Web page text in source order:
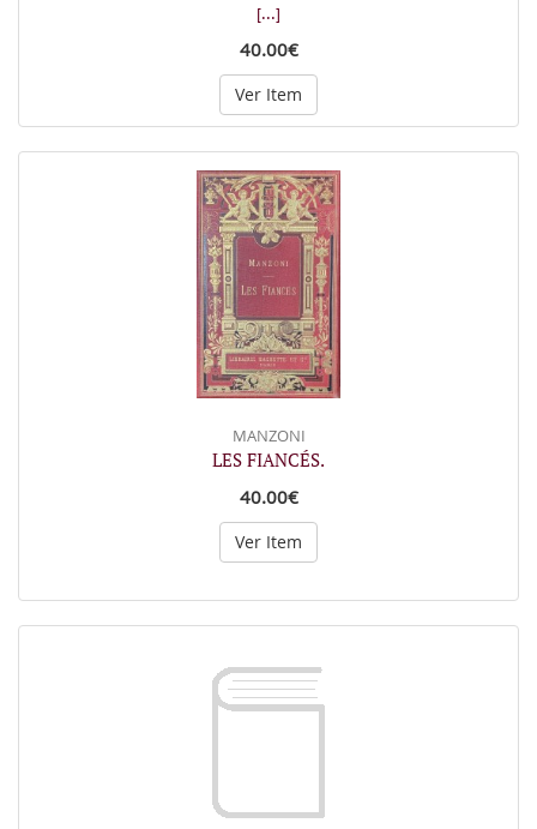
[...]
40.00€
Ver Item
MANZONI
LES FIANCÉS.
40.00€
Ver Item